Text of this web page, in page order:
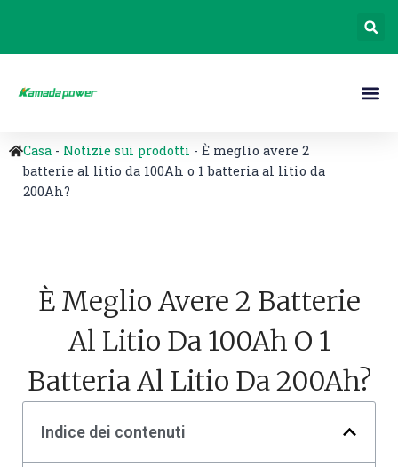
Casa - Notizie sui prodotti - È meglio avere 2
batterie al litio da 100Ah o 1 batteria al litio da
200Ah?
È Meglio Avere 2 Batterie
Al Litio Da 100Ah O 1
Batteria Al Litio Da 200Ah?
Indice dei contenuti